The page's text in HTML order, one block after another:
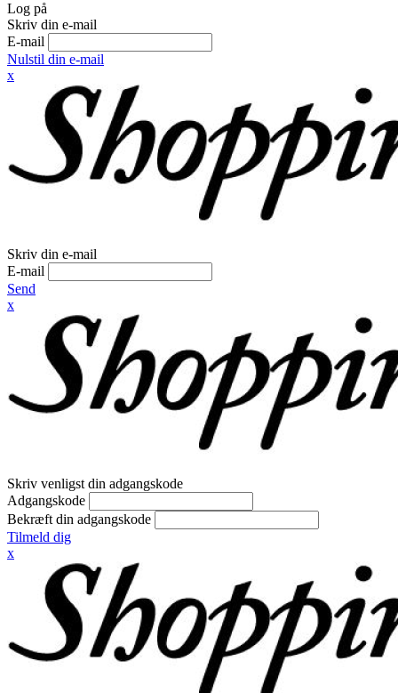
Log på
Skriv din e-mail
E-mail
Nulstil din e-mail
x
Skriv din e-mail
E-mail
Send
x
Skriv venligst din adgangskode
Adgangskode
Bekræft din adgangskode
Tilmeld dig
x